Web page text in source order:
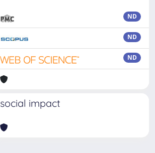
ND
ND
ND
social impact